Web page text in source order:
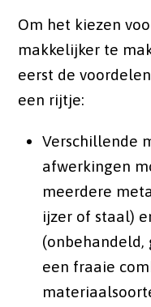
Om het kiezen
makkelijker te
eerst de
een rijtje:
Verschillende
afwerkingen
meerdere
ijzer of staal)
(onbehandeld,
een fraaie